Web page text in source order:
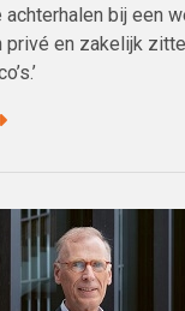
bij een
privé en zakelijk